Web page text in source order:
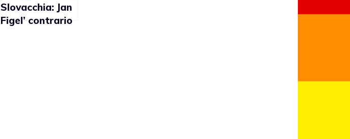
Slovacchia: Jan
Figel’ contrario